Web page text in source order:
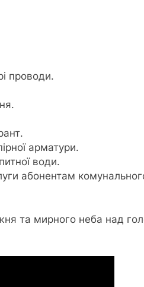
проводи.
арматури.
води.
абонентам
та мирного неба над